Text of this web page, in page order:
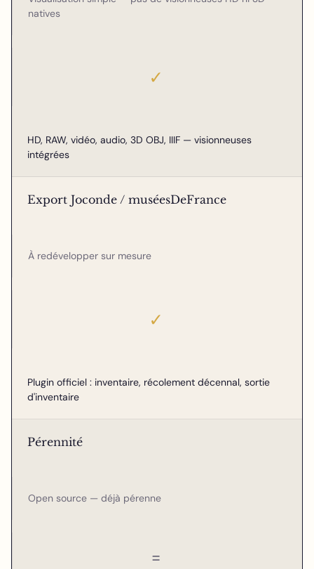
natives
✓
HD, RAW, vidéo, audio, 3D OBJ, IIIF — visionneuses
intégrées
Export Joconde / muséesDeFrance
À redévelopper sur mesure
✓
Plugin officiel : inventaire, récolement décennal, sortie
d'inventaire
Pérennité
Open source — déjà pérenne
=